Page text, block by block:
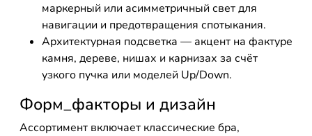
маркерный или асимметричный свет для
навигации и предотвращения спотыкания.
Архитектурная подсветка — акцент на фактуре
камня, дереве, нишах и карнизах за счёт
узкого пучка или моделей Up/Down.
Форм_факторы и дизайн
Ассортимент включает классические бра,